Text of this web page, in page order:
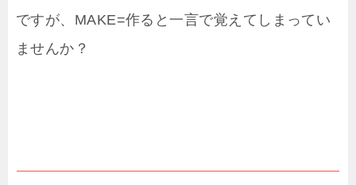
ですが、MAKE=作ると一言で覚えてしまってい
ませんか？